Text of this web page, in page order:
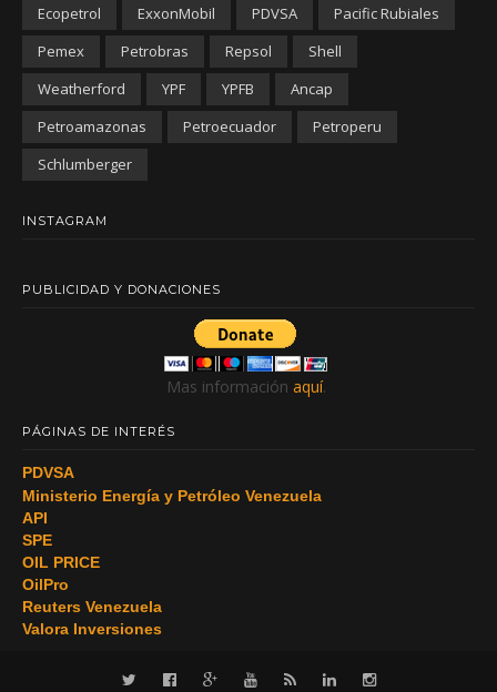
Ecopetrol ExxonMobil PDVSA
Pacific Rubiales
Pemex
Petrobras Repsol
Shell
Weatherford
YPF YPFB
Ancap
Petroamazonas
Petroecuador
Petroperu
Schlumberger
INSTAGRAM
PUBLICIDAD Y DONACIONES
Mas información aquí.
PÁGINAS DE INTERÉS
PDVSA
Ministerio Energía y Petróleo Venezuela
API
SPE
OIL PRICE
OilPro
Reuters Venezuela
Valora Inversiones